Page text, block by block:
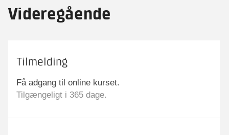
Videregående
Tilmelding
Få adgang til online kurset.
Tilgængeligt i 365 dage.